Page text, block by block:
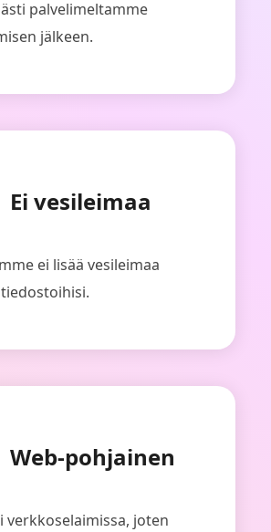
palvelimeltamme
jälkeen.
Ei vesileimaa
ei lisää vesileimaa
Web-pohjainen
verkkoselaimissa, joten